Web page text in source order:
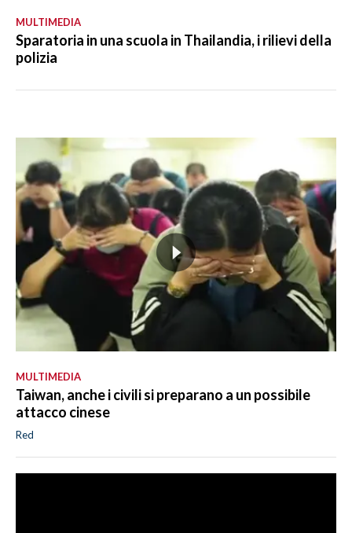
MULTIMEDIA
Sparatoria in una scuola in Thailandia, i rilievi della
polizia
MULTIMEDIA
Taiwan, anche i civili si preparano a un possibile
attacco cinese
Red